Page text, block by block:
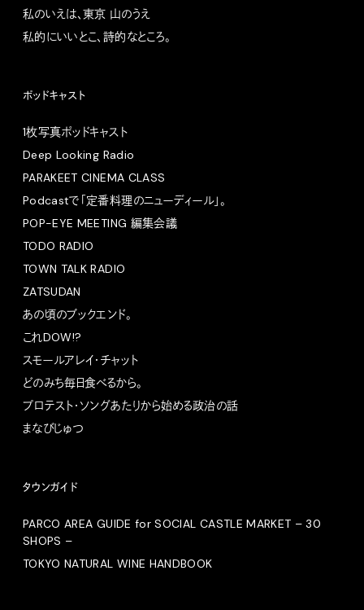
私のいえは、東京 山のうえ
私的にいいとこ、詩的なところ。
ポッドキャスト
1枚写真ポッドキャスト
Deep Looking Radio
PARAKEET CINEMA CLASS
Podcastで「定番料理のニューディール」。
POP-EYE MEETING 編集会議
TODO RADIO
TOWN TALK RADIO
ZATSUDAN
あの頃のブックエンド。
これDOW!?
スモールアレイ・チャット
どのみち毎日食べるから。
プロテスト・ソングあたりから始める政治の話
まなびじゅつ
タウンガイド
PARCO AREA GUIDE for SOCIAL CASTLE MARKET – 30
SHOPS –
TOKYO NATURAL WINE HANDBOOK